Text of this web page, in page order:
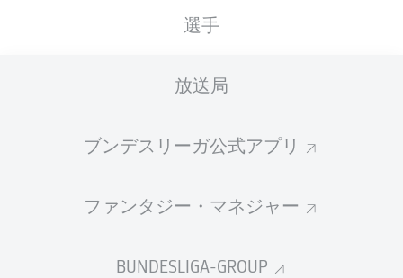
選手
放送局
ブンデスリーガ公式アプリ
ファンタジー・マネジャー
BUNDESLIGA-GROUP
RAGNARACHE